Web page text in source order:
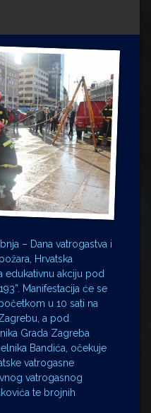
– Dana vatrogastva i
Hrvatska
edukativnu akciju pod
Manifestacija će se
u 10 sati na
a pod
Grada Zagreba
Bandića, očekuje
vatrogasne
vatrogasnog
te brojnih